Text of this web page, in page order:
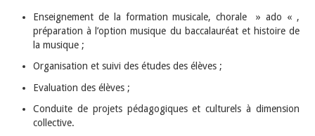
Enseignement de la formation musicale, chorale » ado « ,
préparation à l’option musique du baccalauréat et histoire de
la musique ;
Organisation et suivi des études des élèves ;
Evaluation des élèves ;
Conduite de projets pédagogiques et culturels à dimension
collective.